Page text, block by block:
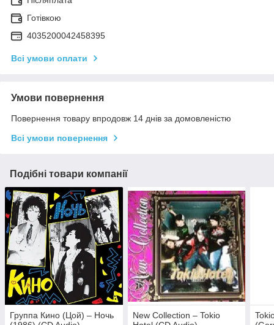
Готівкою
4035200042458395
Всі умови оплати
Умови повернення
Повернення товару впродовж 14 днів за домовленістю
Всі умови повернення
Подібні товари компанії
Группа Кино (Цой) – Ночь
New Collection – Tokio